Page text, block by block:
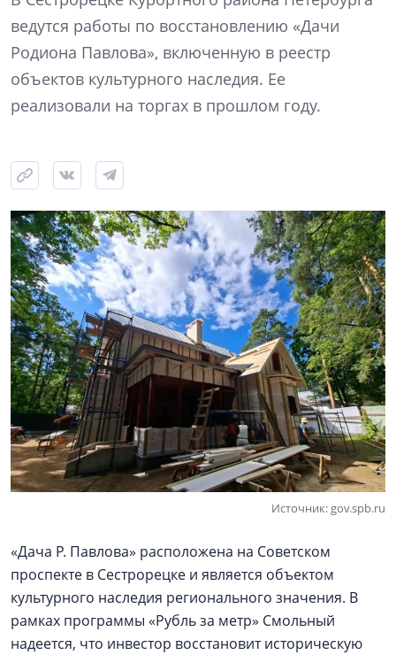
ведутся работы по восстановлению «Дачи
Родиона Павлова», включенную в реестр
объектов культурного наследия. Ее
реализовали на торгах в прошлом году.
Источник: gov.spb.ru
«Дача Р. Павлова» расположена на Советском
проспекте в Сестрорецке и является объектом
культурного наследия регионального значения. В
рамках программы «Рубль за метр» Смольный
надеется, что инвестор восстановит историческую